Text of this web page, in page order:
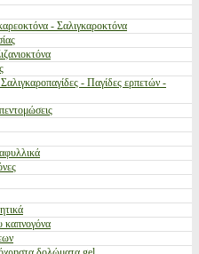
- Σαλιγκαροκτόνα
- Παγίδες ερπετών -
καπνογόνα